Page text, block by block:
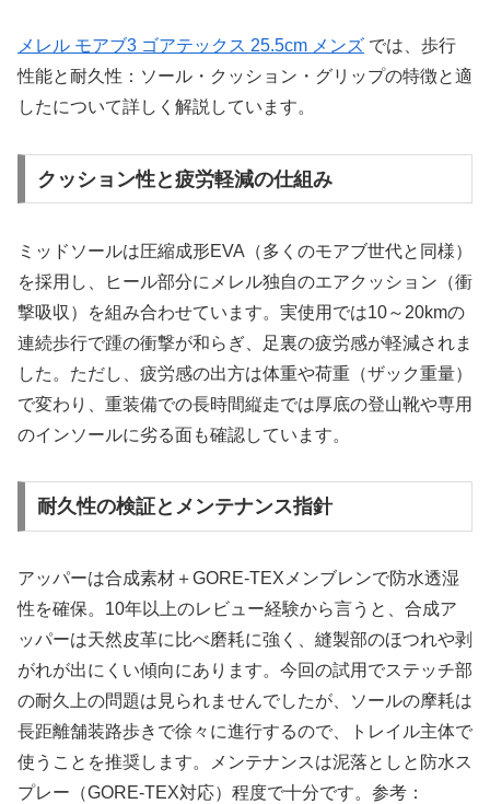
メレル モアブ3 ゴアテックス 25.5cm メンズ では、歩行
性能と耐久性：ソール・クッション・グリップの特徴と適
したについて詳しく解説しています。
クッション性と疲労軽減の仕組み
ミッドソールは圧縮成形EVA（多くのモアブ世代と同様）
を採用し、ヒール部分にメレル独自のエアクッション（衝
撃吸収）を組み合わせています。実使用では10～20kmの
連続歩行で踵の衝撃が和らぎ、足裏の疲労感が軽減されま
した。ただし、疲労感の出方は体重や荷重（ザック重量）
で変わり、重装備での長時間縦走では厚底の登山靴や専用
のインソールに劣る面も確認しています。
耐久性の検証とメンテナンス指針
アッパーは合成素材＋GORE-TEXメンブレンで防水透湿
性を確保。10年以上のレビュー経験から言うと、合成ア
ッパーは天然皮革に比べ磨耗に強く、縫製部のほつれや剥
がれが出にくい傾向にあります。今回の試用でステッチ部
の耐久上の問題は見られませんでしたが、ソールの摩耗は
長距離舗装路歩きで徐々に進行するので、トレイル主体で
使うことを推奨します。メンテナンスは泥落としと防水ス
プレー（GORE-TEX対応）程度で十分です。参考：